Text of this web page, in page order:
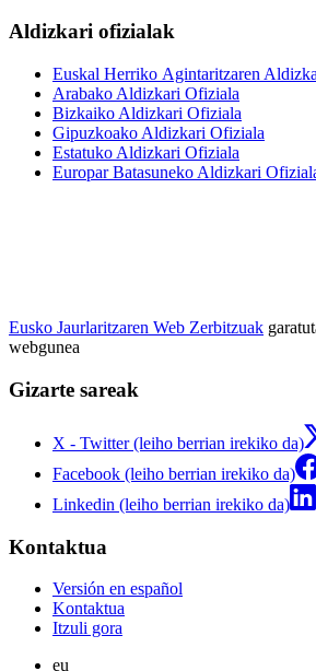
Aldizkari ofizialak
Euskal Herriko Agintaritzaren
Arabako Aldizkari Ofiziala
Bizkaiko Aldizkari Ofiziala
Gipuzkoako Aldizkari Ofiziala
Estatuko Aldizkari Ofiziala
Europar Batasuneko Aldizkari
Eusko Jaurlaritzaren Web Zerbitzuak
webgunea
Gizarte sareak
X - Twitter (leiho berrian irekiko da)
Facebook (leiho berrian irekiko da)
Linkedin (leiho berrian irekiko da)
Kontaktua
Versión en español
Kontaktua
Itzuli gora
eu